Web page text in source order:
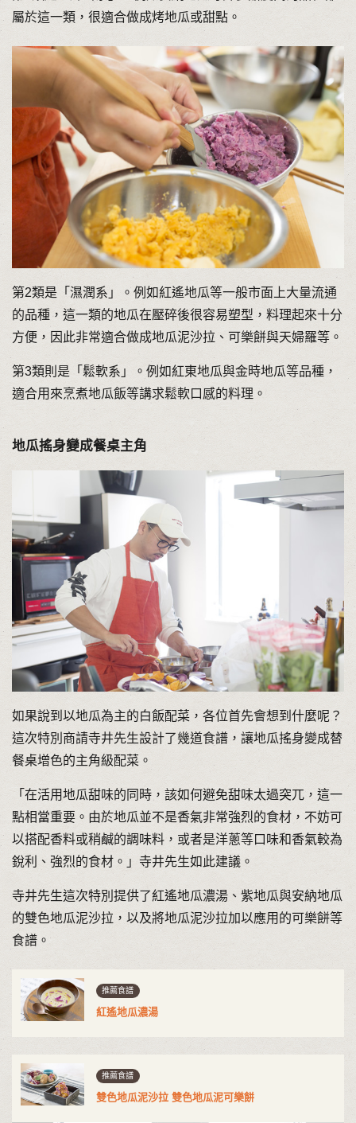
屬於這一類，很適合做成烤地瓜或甜點。
第2類是「濕潤系」。例如紅遙地瓜等一般市面上大量流通
的品種，這一類的地瓜在壓碎後很容易塑型，料理起來十分
方便，因此非常適合做成地瓜泥沙拉、可樂餅與天婦羅等。
第3類則是「鬆軟系」。例如紅東地瓜與金時地瓜等品種，
適合用來烹煮地瓜飯等講求鬆軟口感的料理。
地瓜搖身變成餐桌主角
如果說到以地瓜為主的白飯配菜，各位首先會想到什麼呢？
這次特別商請寺井先生設計了幾道食譜，讓地瓜搖身變成替
餐桌增色的主角級配菜。
「在活用地瓜甜味的同時，該如何避免甜味太過突兀，這一
點相當重要。由於地瓜並不是香氣非常強烈的食材，不妨可
以搭配香料或稍鹹的調味料，或者是洋蔥等口味和香氣較為
銳利、強烈的食材。」寺井先生如此建議。
寺井先生這次特別提供了紅遙地瓜濃湯、紫地瓜與安納地瓜
的雙色地瓜泥沙拉，以及將地瓜泥沙拉加以應用的可樂餅等
食譜。
推薦食譜
紅遙地瓜濃湯
推薦食譜
雙色地瓜泥沙拉 雙色地瓜泥可樂餅